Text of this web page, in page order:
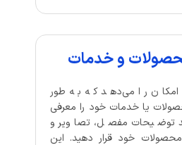
و خدمات
را می‌دهد که به طور
یا خدمات خود را معرفی
توضیحات مفصل، تصاویر و
خود قرار دهید. این